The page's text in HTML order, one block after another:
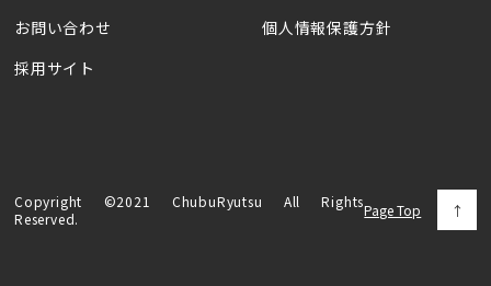
お問い合わせ
個人情報保護方針
採用サイト
Copyright ©2021 ChubuRyutsu All Rights
Reserved.
Page Top